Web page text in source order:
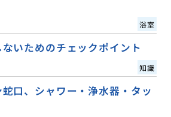
浴室
いためのチェックポイント
知識
口、シャワー・浄水器・タッ